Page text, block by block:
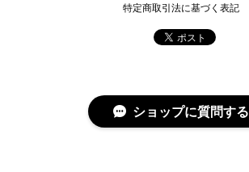
特定商取引法に基づく表記
ショップに質問する